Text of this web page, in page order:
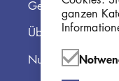
Georg Kolbe
Über die Online
Nutzungshinweise
ganzen